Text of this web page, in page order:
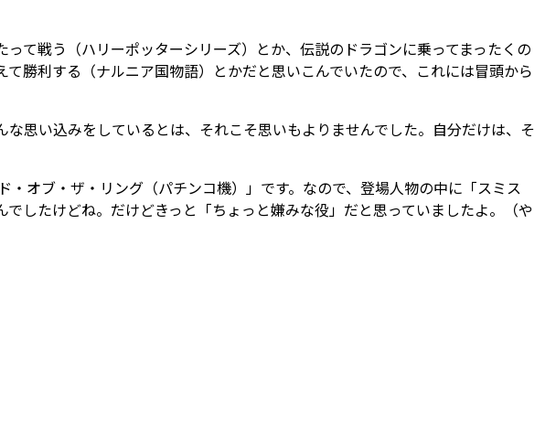
て戦う（ハリーポッターシリーズ）とか、伝説のドラゴンに乗ってまったくの
勝利する（ナルニア国物語）とかだと思いこんでいたので、これには冒頭から
思い込みをしているとは、それこそ思いもよりませんでした。自分だけは、そ
オブ・ザ・リング（パチンコ機）」です。なので、登場人物の中に「スミス
したけどね。だけどきっと「ちょっと嫌みな役」だと思っていましたよ。（や